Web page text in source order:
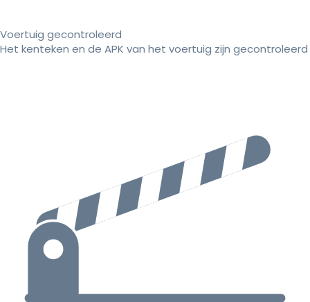
Voertuig gecontroleerd
Het kenteken en de APK van het voertuig zijn gecontroleerd